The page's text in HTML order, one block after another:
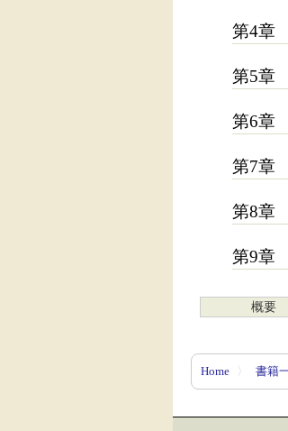
第4章
第5章
第6章
第7章
第8章
第9章
概要
Home 〉 書籍